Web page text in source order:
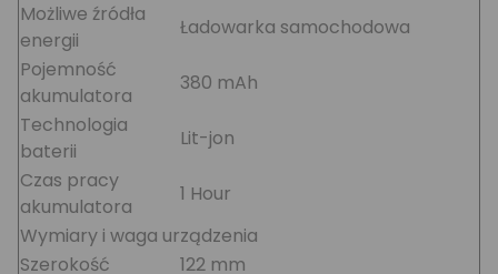
Możliwe źródła
energii
Ładowarka samochodowa
Pojemność
akumulatora
380 mAh
Technologia
baterii
Lit-jon
Czas pracy
akumulatora
1 Hour
Wymiary i waga urządzenia
Szerokość
122 mm